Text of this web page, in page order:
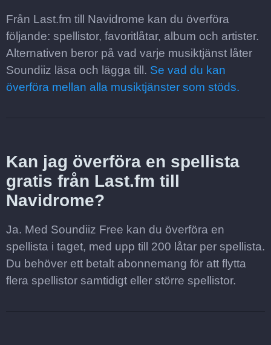
Från Last.fm till Navidrome kan du överföra
följande: spellistor, favoritlåtar, album och artister.
Alternativen beror på vad varje musiktjänst låter
Soundiiz läsa och lägga till. Se vad du kan
överföra mellan alla musiktjänster som stöds.
Kan jag överföra en spellista
gratis från Last.fm till
Navidrome?
Ja. Med Soundiiz Free kan du överföra en
spellista i taget, med upp till 200 låtar per spellista.
Du behöver ett betalt abonnemang för att flytta
flera spellistor samtidigt eller större spellistor.